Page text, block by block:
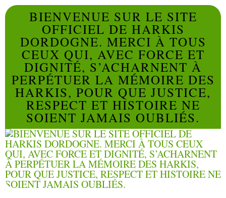
BIENVENUE SUR LE SITE
OFFICIEL DE HARKIS
DORDOGNE. MERCI À TOUS
CEUX QUI, AVEC FORCE ET
DIGNITÉ, S’ACHARNENT À
PERPÉTUER LA MÉMOIRE DES
HARKIS, POUR QUE JUSTICE,
RESPECT ET HISTOIRE NE
SOIENT JAMAIS OUBLIÉS.